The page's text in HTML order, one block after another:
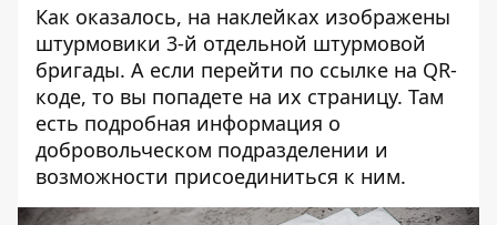
Как оказалось, на наклейках изображены
штурмовики 3-й отдельной штурмовой
бригады. А если перейти по ссылке на QR-
коде, то вы попадете на их страницу. Там
есть подробная информация о
добровольческом подразделении и
возможности присоединиться к ним.